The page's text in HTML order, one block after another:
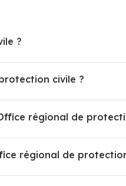
?
civile ?
régional de
régional de